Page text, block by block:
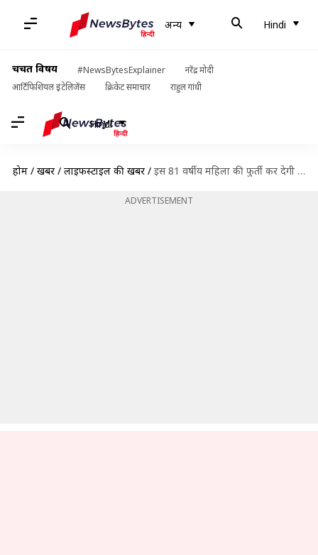
अन्य Hindi
चर्चित विषय #NewsBytesExplainer
नरेंद्र मोदी
आर्टिफिशियल इंटेलिजेंस
क्रिकेट समाचार राहुल गांधी
Hindi
होम / खबरें / लाइफस्टाइल की खबरें / इस 81 वर्षीय महिला की फुर्ती कर देगी हैरान, देती हैं स्कूली बच्चों को फिजिकल ट्रेनिंग
ADVERTISEMENT